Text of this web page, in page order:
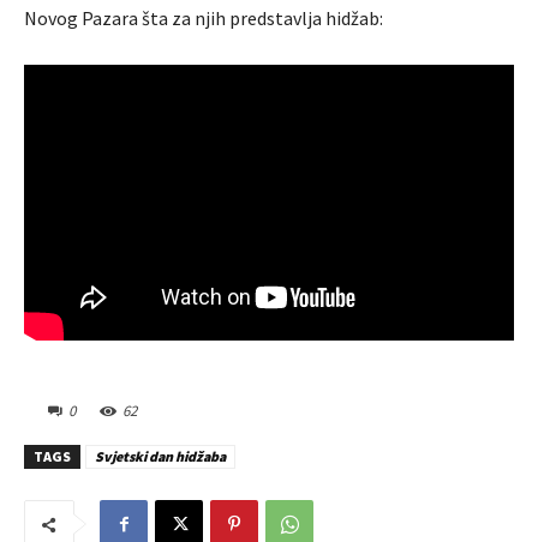
Novog Pazara šta za njih predstavlja hidžab:
0 62
TAGS Svjetski dan hidžaba